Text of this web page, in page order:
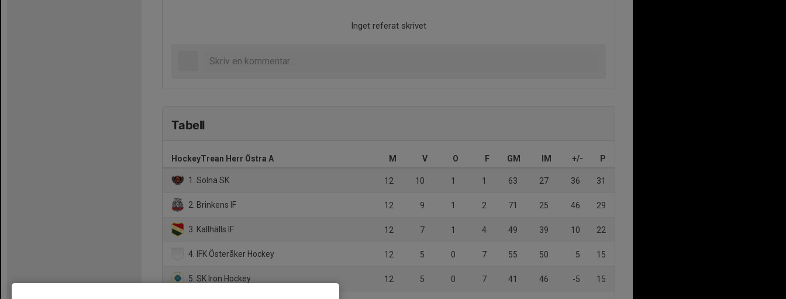
Inget referat skrivet
Tabell
HockeyTrean Herr Östra A M V O F GM IM +/- P
1. Solna SK 12 10 1 1 63 27 36 31
2. Brinkens IF 12 9 1 2 71 25 46 29
3. Kallhälls IF 12 7 1 4 49 39 10 22
4. IFK Österåker Hockey 12 5 0 7 55 50 5 15
5. SK Iron Hockey 12 5 0 7 41 46 -5 15